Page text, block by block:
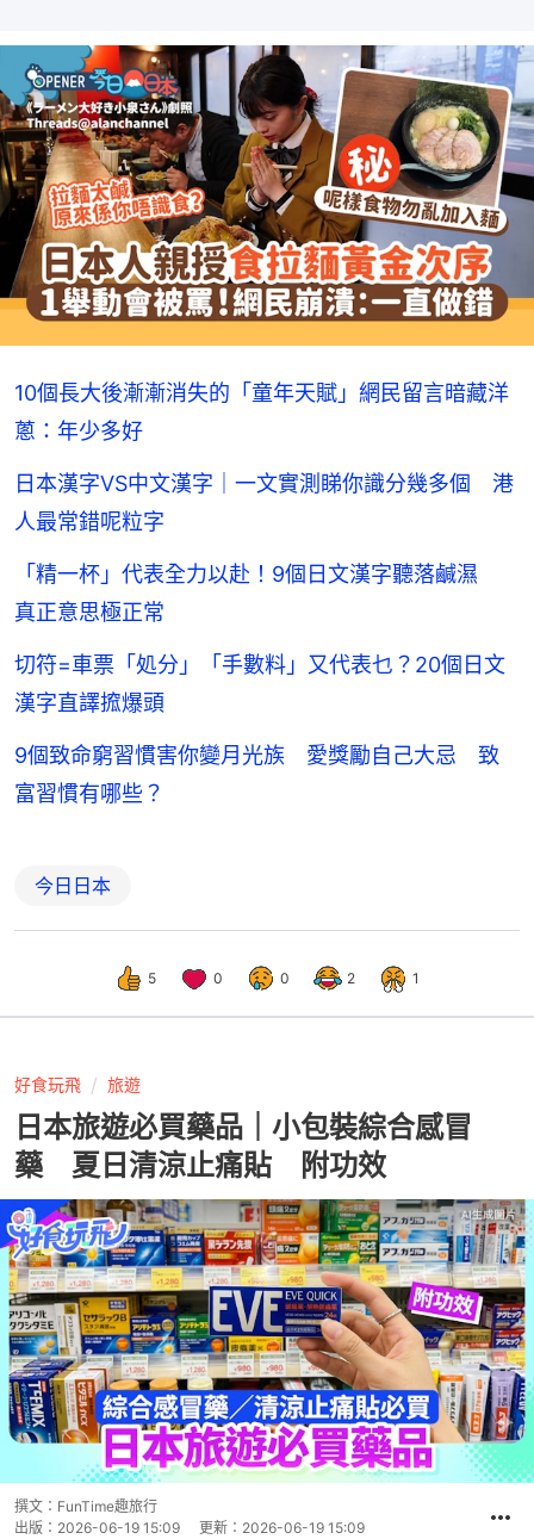
10個長大後漸漸消失的「童年天賦」網民留言暗藏洋
蔥：年少多好
日本漢字VS中文漢字｜一文實測睇你識分幾多個 港
人最常錯呢粒字
「精一杯」代表全力以赴！9個日文漢字聽落鹹濕
真正意思極正常
切符=車票「処分」「手數料」又代表乜？20個日文
漢字直譯搲爆頭
9個致命窮習慣害你變月光族 愛獎勵自己大忌 致
富習慣有哪些？
今日日本
5 0 0 2 1
好食玩飛 旅遊
日本旅遊必買藥品｜小包裝綜合感冒
藥 夏日清涼止痛貼 附功效
撰文： FunTime趣旅行
出版： 2026-06-19 15:09 更新： 2026-06-19 15:09